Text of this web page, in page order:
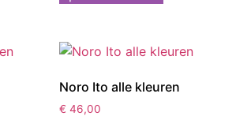
Noro Ito alle kleuren
€ 46,00